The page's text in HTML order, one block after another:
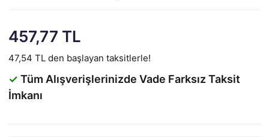
457,77 TL
47,54 TL den başlayan taksitlerle!
✓ Tüm Alışverişlerinizde Vade Farksız Taksit
İmkanı